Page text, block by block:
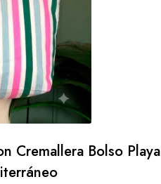
Cremallera Bolso Playa